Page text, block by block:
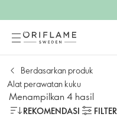
Berdasarkan produk
Alat perawatan kuku
Menampilkan 4 hasil
REKOMENDASI
FILTER